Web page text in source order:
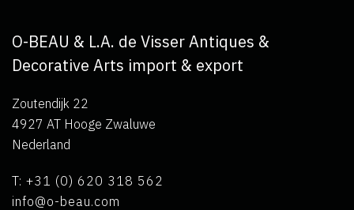
O-BEAU & L.A. de Visser Antiques &
Decorative Arts import & export
Zoutendijk 22
4927 AT Hooge Zwaluwe
Nederland
T: +31 (0) 620 318 562
info@o-beau.com